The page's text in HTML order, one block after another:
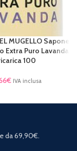
MUGELLO Sapone
Extra Puro Lavanda
100
€ IVA inclusa
da 69,90€.